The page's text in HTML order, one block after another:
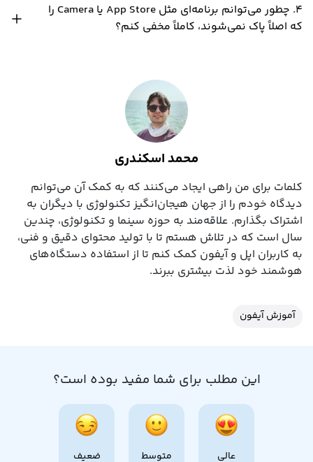
۴. چطور می‌توانم برنامه‌ای مثل App Store یا Camera را
که اصلاً پاک نمی‌شوند، کاملاً مخفی کنم؟
محمد اسکندری
کلمات برای من راهی ایجاد می‌کنند که به کمک آن می‌توانم
دیدگاه خودم را از جهان هیجان‌انگیز تکنولوژی با دیگران به
اشتراک بگذارم. علاقه‌مند به حوزه سینما و تکنولوژی، چندین
سال است که در تلاش هستم تا با تولید محتوای دقیق و فنی،
به کاربران اپل و آیفون کمک کنم تا از استفاده دستگاه‌های
هوشمند خود لذت بیشتری ببرند.
آموزش آیفون
این مطلب برای شما مفید بوده است؟
عالی متوسط ضعیف